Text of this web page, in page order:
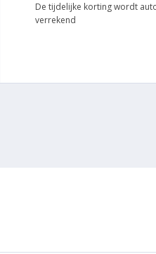
De tijdelijke korting wordt
verrekend